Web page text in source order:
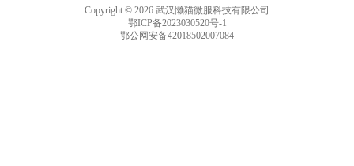
Copyright © 2026 武汉懒猫微服科技有限公司
鄂ICP备2023030520号-1
鄂公网安备42018502007084